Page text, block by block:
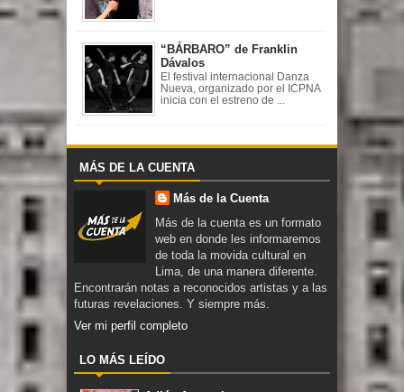
“BÁRBARO” de Franklin
Dávalos
El festival internacional Danza
Nueva, organizado por el ICPNA
inicia con el estreno de ...
MÁS DE LA CUENTA
Más de la Cuenta
Más de la cuenta es un formato
web en donde les informaremos
de toda la movida cultural en
Lima, de una manera diferente.
Encontrarán notas a reconocidos artistas y a las
futuras revelaciones. Y siempre más.
Ver mi perfil completo
LO MÁS LEÍDO